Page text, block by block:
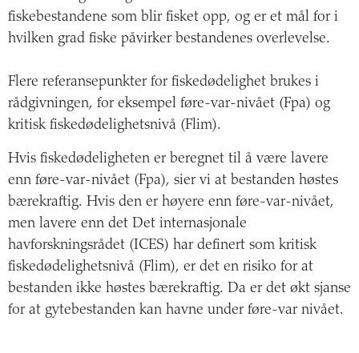
fiskebestandene som blir fisket opp, og er et mål for i
hvilken grad fiske påvirker bestandenes overlevelse.
Flere referansepunkter for fiskedødelighet brukes i
rådgivningen, for eksempel føre-var-nivået (Fpa) og
kritisk fiskedødelighetsnivå (Flim).
Hvis fiskedødeligheten er beregnet til å være lavere
enn føre-var-nivået (Fpa), sier vi at bestanden høstes
bærekraftig. Hvis den er høyere enn føre-var-nivået,
men lavere enn det Det internasjonale
havforskningsrådet (ICES) har definert som kritisk
fiskedødelighetsnivå (Flim), er det en risiko for at
bestanden ikke høstes bærekraftig. Da er det økt sjanse
for at gytebestanden kan havne under føre-var nivået.